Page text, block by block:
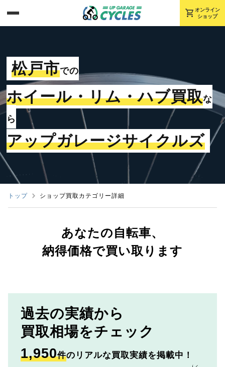
shopping_cart オンライン
ショップ
松戸市での
ホイール・リム・ハブ買取な
ら
アップガレージサイクルズ
トップ ショップ買取カテゴリー詳細
あなたの自転車、
納得価格で買い取ります
過去の実績から
買取相場をチェック
1,950件のリアルな買取実績を掲載中！